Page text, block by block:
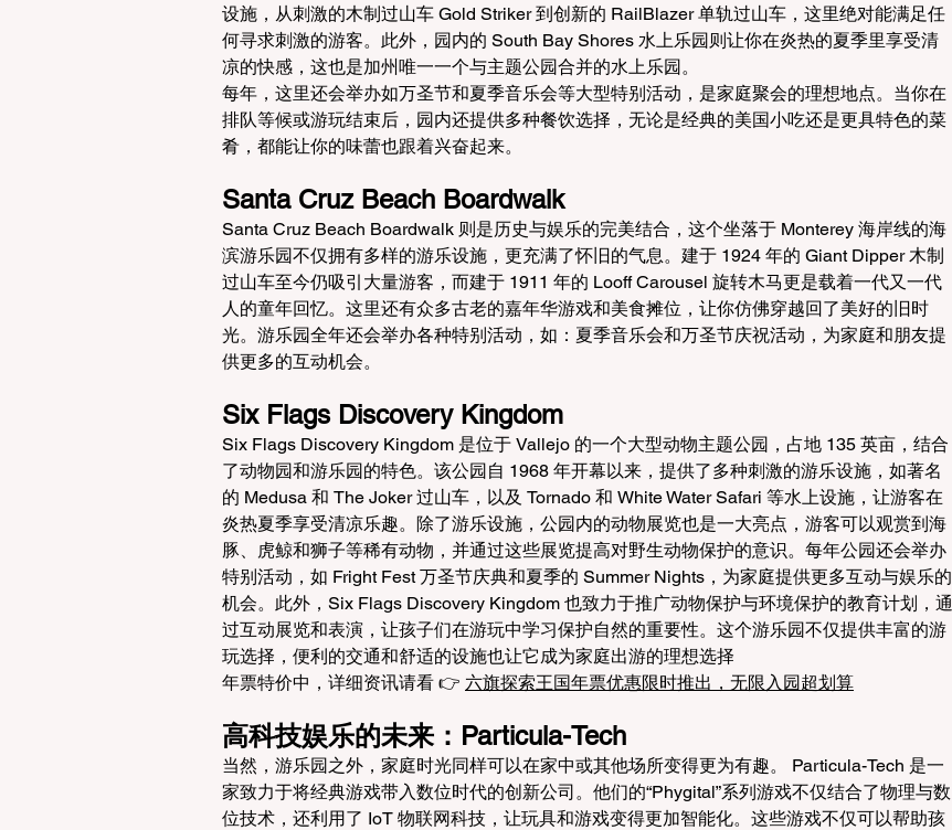
设施，从刺激的木制过山车 Gold Striker 到创新的 RailBlazer 单轨过山车，这里绝对能满足任
何寻求刺激的游客。此外，园内的 South Bay Shores 水上乐园则让你在炎热的夏季里享受清
凉的快感，这也是加州唯一一个与主题公园合并的水上乐园。
每年，这里还会举办如万圣节和夏季音乐会等大型特别活动，是家庭聚会的理想地点。当你在
排队等候或游玩结束后，园内还提供多种餐饮选择，无论是经典的美国小吃还是更具特色的菜
肴，都能让你的味蕾也跟着兴奋起来。
Santa Cruz Beach Boardwalk
Santa Cruz Beach Boardwalk 则是历史与娱乐的完美结合，这个坐落于 Monterey 海岸线的海
滨游乐园不仅拥有多样的游乐设施，更充满了怀旧的气息。建于 1924 年的 Giant Dipper 木制
过山车至今仍吸引大量游客，而建于 1911 年的 Looff Carousel 旋转木马更是载着一代又一代
人的童年回忆。这里还有众多古老的嘉年华游戏和美食摊位，让你仿佛穿越回了美好的旧时
光。游乐园全年还会举办各种特别活动，如：夏季音乐会和万圣节庆祝活动，为家庭和朋友提
供更多的互动机会。
Six Flags Discovery Kingdom
Six Flags Discovery Kingdom 是位于 Vallejo 的一个大型动物主题公园，占地 135 英亩，结合
了动物园和游乐园的特色。该公园自 1968 年开幕以来，提供了多种刺激的游乐设施，如著名
的 Medusa 和 The Joker 过山车，以及 Tornado 和 White Water Safari 等水上设施，让游客在
炎热夏季享受清凉乐趣。除了游乐设施，公园内的动物展览也是一大亮点，游客可以观赏到海
豚、虎鲸和狮子等稀有动物，并通过这些展览提高对野生动物保护的意识。每年公园还会举办
特别活动，如 Fright Fest 万圣节庆典和夏季的 Summer Nights，为家庭提供更多互动与娱乐的
机会。此外，Six Flags Discovery Kingdom 也致力于推广动物保护与环境保护的教育计划，通
过互动展览和表演，让孩子们在游玩中学习保护自然的重要性。这个游乐园不仅提供丰富的游
玩选择，便利的交通和舒适的设施也让它成为家庭出游的理想选择
年票特价中，详细资讯请看 👉 六旗探索王国年票优惠限时推出，无限入园超划算
高科技娱乐的未来：Particula-Tech
当然，游乐园之外，家庭时光同样可以在家中或其他场所变得更为有趣。 Particula-Tech 是一
家致力于将经典游戏带入数位时代的创新公司。他们的“Phygital”系列游戏不仅结合了物理与数
位技术，还利用了 IoT 物联网科技，让玩具和游戏变得更加智能化。这些游戏不仅可以帮助孩